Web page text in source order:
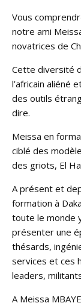
Vous
notre ami
novatrices de
Cette diversité
l’africain aliéné
des outils
dire.
Meissa en
ciblé des
des griots, El
A présent et
formation à
toute le monde
présenter une
thésards,
services et ces
leaders,
A Meissa